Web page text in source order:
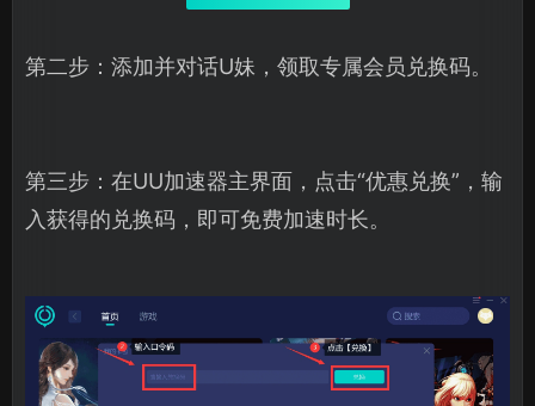
第二步：添加并对话U妹，领取专属会员兑换码。
第三步：在UU加速器主界面，点击“优惠兑换”，输
入获得的兑换码，即可免费加速时长。